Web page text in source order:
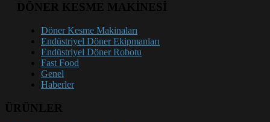
DÖNER KESME MAKİNESİ
Döner Kesme Makinaları
Endüstriyel Döner Ekipmanları
Endüstriyel Döner Robotu
Fast Food
Genel
Haberler
ÜRÜNLER